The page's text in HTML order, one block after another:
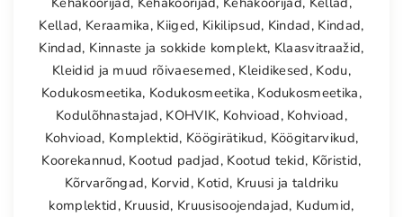
Kellad, Keraamika, Kiiged, Kikilipsud, Kindad, Kindad,
Kindad, Kinnaste ja sokkide komplekt, Klaasvitraažid,
Kleidid ja muud rõivaesemed, Kleidikesed, Kodu,
Kodukosmeetika, Kodukosmeetika, Kodukosmeetika,
Kodulõhnastajad, KOHVIK, Kohvioad, Kohvioad,
Kohvioad, Komplektid, Köögirätikud, Köögitarvikud,
Koorekannud, Kootud padjad, Kootud tekid, Kõristid,
Kõrvarõngad, Korvid, Kotid, Kruusi ja taldriku
komplektid, Kruusid, Kruusisoojendajad, Kudumid,